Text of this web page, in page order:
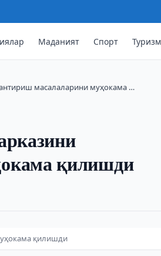
Маданият Спорт Туризм
масалаларини муҳокама …
қилишди
қилишди